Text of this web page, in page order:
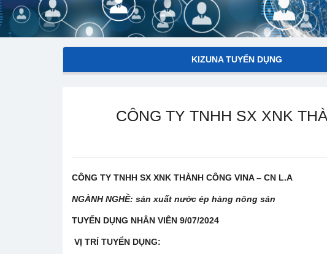
KIZUNA TUYỂN DỤNG
CÔNG TY TNHH SX XNK
CÔNG TY TNHH SX XNK THÀNH CÔNG VINA – CN L.A
NGÀNH NGHỀ: sản xuất nước ép hàng nông sản
TUYỂN DỤNG NHÂN VIÊN 9/07/2024
VỊ TRÍ TUYỂN DỤNG: